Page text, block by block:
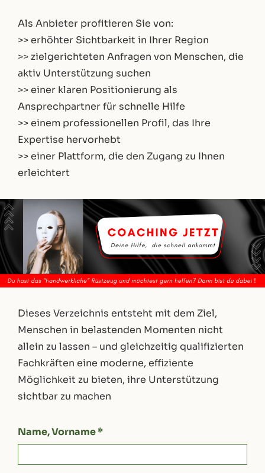
Als Anbieter profitieren Sie von:
>> erhöhter Sichtbarkeit in Ihrer Region
>> zielgerichteten Anfragen von Menschen, die
aktiv Unterstützung suchen
>> einer klaren Positionierung als
Ansprechpartner für schnelle Hilfe
>> einem professionellen Profil, das Ihre
Expertise hervorhebt
>> einer Plattform, die den Zugang zu Ihnen
erleichtert
Dieses Verzeichnis entsteht mit dem Ziel,
Menschen in belastenden Momenten nicht
allein zu lassen – und gleichzeitig qualifizierten
Fachkräften eine moderne, effiziente
Möglichkeit zu bieten, ihre Unterstützung
sichtbar zu machen
Name, Vorname *